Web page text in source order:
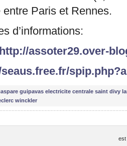
Paris et Rennes.
d’informations:
http://assoter29.over-
guipavas electricite centrale saint divy
winckler